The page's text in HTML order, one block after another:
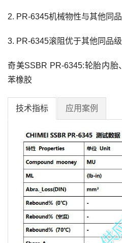
2. PR-6345机械物性与其他同
3. PR-6345滚阻优于其他同品级
奇美SSBR PR-6345:轮胎内
苯橡胶
技术指标 应用案例